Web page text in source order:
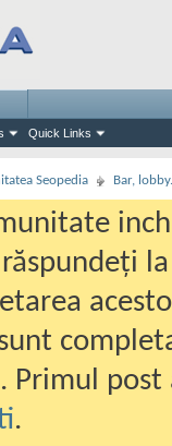
Quick Links
Seopedia Bar,
. Primul
.